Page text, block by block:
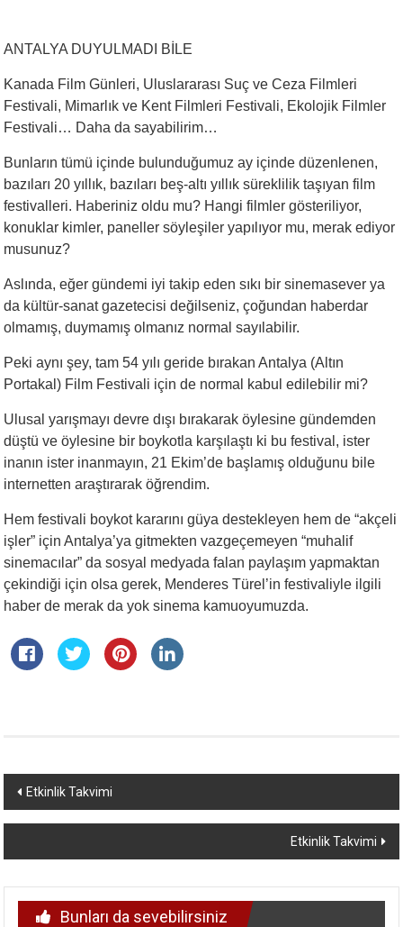
ANTALYA DUYULMADI BİLE
Kanada Film Günleri, Uluslararası Suç ve Ceza Filmleri
Festivali, Mimarlık ve Kent Filmleri Festivali, Ekolojik Filmler
Festivali… Daha da sayabilirim…
Bunların tümü içinde bulunduğumuz ay içinde düzenlenen,
bazıları 20 yıllık, bazıları beş-altı yıllık süreklilik taşıyan film
festivalleri. Haberiniz oldu mu? Hangi filmler gösteriliyor,
konuklar kimler, paneller söyleşiler yapılıyor mu, merak ediyor
musunuz?
Aslında, eğer gündemi iyi takip eden sıkı bir sinemasever ya
da kültür-sanat gazetecisi değilseniz, çoğundan haberdar
olmamış, duymamış olmanız normal sayılabilir.
Peki aynı şey, tam 54 yılı geride bırakan Antalya (Altın
Portakal) Film Festivali için de normal kabul edilebilir mi?
Ulusal yarışmayı devre dışı bırakarak öylesine gündemden
düştü ve öylesine bir boykotla karşılaştı ki bu festival, ister
inanın ister inanmayın, 21 Ekim’de başlamış olduğunu bile
internetten araştırarak öğrendim.
Hem festivali boykot kararını güya destekleyen hem de “akçeli
işler” için Antalya’ya gitmekten vazgeçemeyen “muhalif
sinemacılar” da sosyal medyada falan paylaşım yapmaktan
çekindiği için olsa gerek, Menderes Türel’in festivaliyle ilgili
haber de merak da yok sinema kamuoyumuzda.
Yazı
dolaşımı
Etkinlik Takvimi
Etkinlik Takvimi
Bunları da sevebilirsiniz